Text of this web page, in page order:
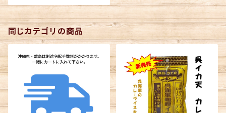
同じカテゴリの商品